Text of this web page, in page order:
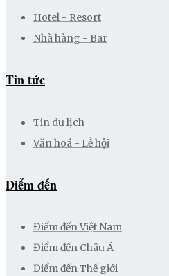
Hotel - Resort
Nhà hàng - Bar
Tin tức
Tin du lịch
Văn hoá - Lễ hội
Điểm đến
Điểm đến Việt Nam
Điểm đến Châu Á
Điểm đến Thế giới